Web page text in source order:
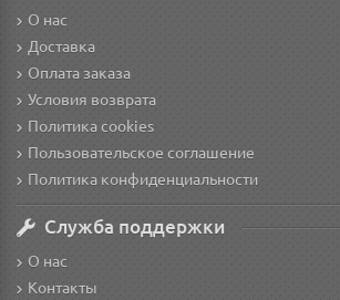
О нас
Доставка
Оплата заказа
Условия возврата
Политика cookies
Пользовательское соглашение
Политика конфиденциальности
Служба поддержки
О нас
Контакты